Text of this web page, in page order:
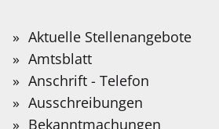
Grundlagen 1:
Gebärdensprache
Auf der folgenden Seite stellen
in Deutscher
info@kreis-coesfeld.de
Kontaktformular
Suche
Wonach
suchen
Sie?
Bitte
Suchbegriff
Aktuelle Stellenangebote
Amtsblatt
Anschrift - Telefon
Ausschreibungen
Bekanntmachungen